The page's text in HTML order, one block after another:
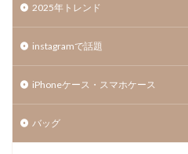
2025年トレンド
instagramで話題
iPhoneケース・スマホケース
バッグ